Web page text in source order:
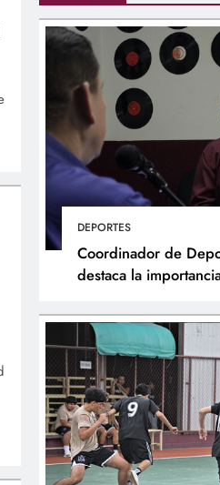
DEPORTES
Coordinador de
destaca la